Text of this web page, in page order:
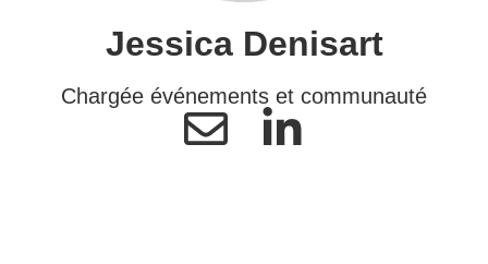
Jessica Denisart
Chargée événements et communauté